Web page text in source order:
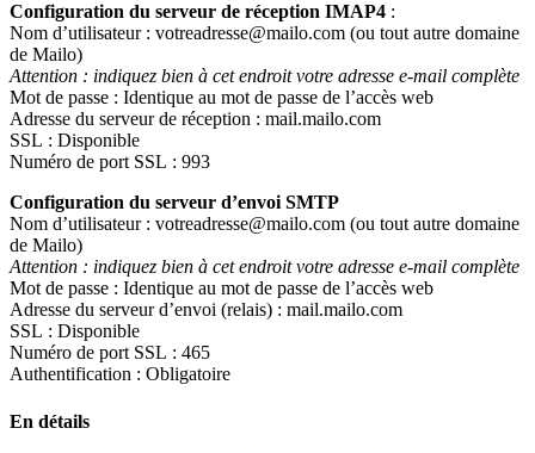
Configuration du serveur de réception IMAP4 :
Nom d’utilisateur : votreadresse@mailo.com (ou tout autre domaine
de Mailo)
Attention : indiquez bien à cet endroit votre adresse e-mail complète
Mot de passe : Identique au mot de passe de l’accès web
Adresse du serveur de réception : mail.mailo.com
SSL : Disponible
Numéro de port SSL : 993
Configuration du serveur d’envoi SMTP
Nom d’utilisateur : votreadresse@mailo.com (ou tout autre domaine
de Mailo)
Attention : indiquez bien à cet endroit votre adresse e-mail complète
Mot de passe : Identique au mot de passe de l’accès web
Adresse du serveur d’envoi (relais) : mail.mailo.com
SSL : Disponible
Numéro de port SSL : 465
Authentification : Obligatoire
En détails